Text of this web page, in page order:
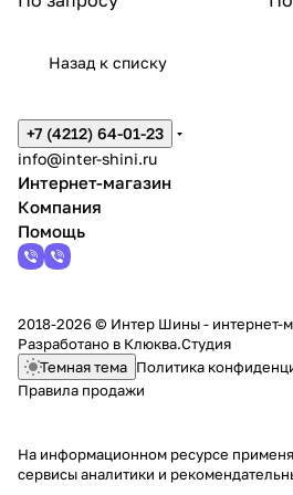
Назад к списку
+7 (4212) 64-01-23
info@inter-shini.ru
Интернет-магазин
Компания
Помощь
2018-2026 © Интер Шины - интернет-
Разработано в Клюква.Студия
Темная тема Политика
Правила продажи
На информационном ресурсе
сервисы аналитики и